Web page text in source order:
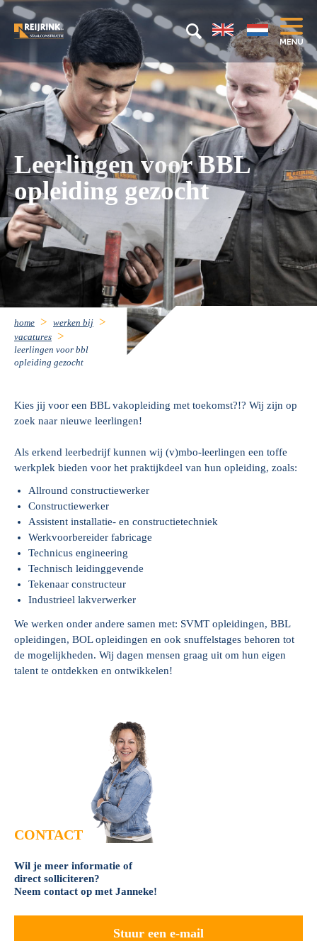
Leerlingen voor BBL
opleiding gezocht
home
werken bij
vacatures
leerlingen voor bbl
opleiding gezocht
Kies jij voor een BBL vakopleiding met toekomst?!? Wij zijn op
zoek naar nieuwe leerlingen!
Als erkend leerbedrijf kunnen wij (v)mbo-leerlingen een toffe
werkplek bieden voor het praktijkdeel van hun opleiding, zoals:
Allround constructiewerker
Constructiewerker
Assistent installatie- en constructietechniek
Werkvoorbereider fabricage
Technicus engineering
Technisch leidinggevende
Tekenaar constructeur
Industrieel lakverwerker
We werken onder andere samen met: SVMT opleidingen, BBL
opleidingen, BOL opleidingen en ook snuffelstages behoren tot
de mogelijkheden. Wij dagen mensen graag uit om hun eigen
talent te ontdekken en ontwikkelen!
CONTACT
Wil je meer informatie of
direct solliciteren?
Neem contact op met Janneke!
Stuur een e-mail